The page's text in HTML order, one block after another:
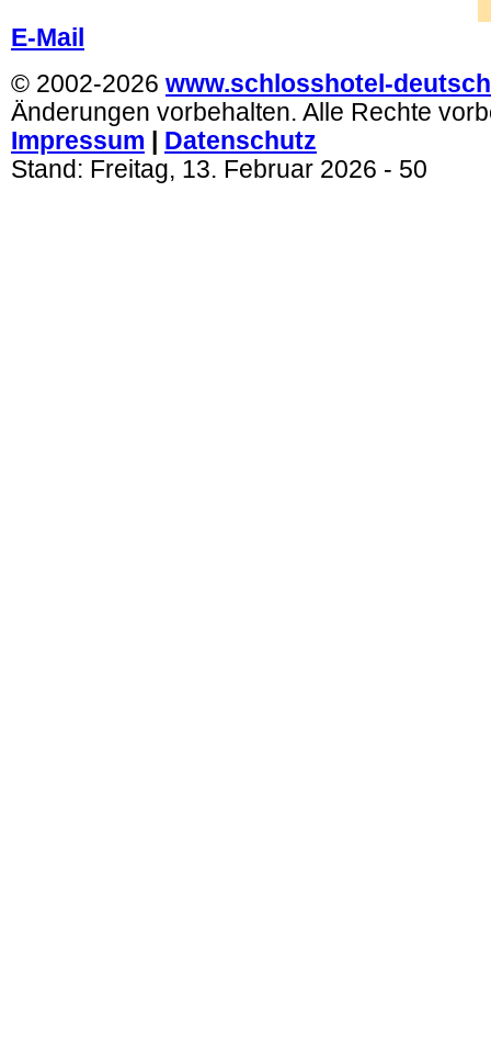
E-Mail
© 2002-2026 www.schlosshotel-
Änderungen vorbehalten. Alle Rechte
Impressum
Datenschutz
Stand: Freitag, 13. Februar 2026 - 50